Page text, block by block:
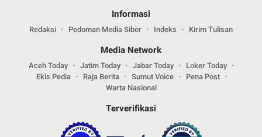
Informasi
Redaksi Pedoman Media Siber Indeks Kirim Tulisan
Media Network
Aceh Today Jatim Today Jabar Today
Loker Today
Ekis Pedia
Raja Berita Sumut Voice
Pena Post
Warta Nasional
Terverifikasi